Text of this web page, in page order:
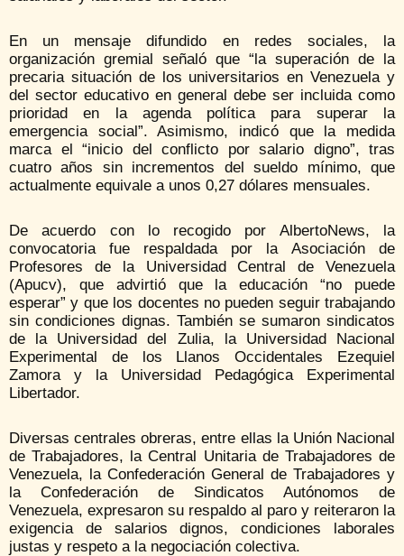
En un mensaje difundido en redes sociales, la
organización gremial señaló que “la superación de la
precaria situación de los universitarios en Venezuela y
del sector educativo en general debe ser incluida como
prioridad en la agenda política para superar la
emergencia social”. Asimismo, indicó que la medida
marca el “inicio del conflicto por salario digno”, tras
cuatro años sin incrementos del sueldo mínimo, que
actualmente equivale a unos 0,27 dólares mensuales.
De acuerdo con lo recogido por AlbertoNews, la
convocatoria fue respaldada por la Asociación de
Profesores de la Universidad Central de Venezuela
(Apucv), que advirtió que la educación “no puede
esperar” y que los docentes no pueden seguir trabajando
sin condiciones dignas. También se sumaron sindicatos
de la Universidad del Zulia, la Universidad Nacional
Experimental de los Llanos Occidentales Ezequiel
Zamoray la Universidad Pedagógica Experimental
Libertador.
Diversas centrales obreras, entre ellas la Unión Nacional
de Trabajadores, laCentral Unitaria de Trabajadores de
Venezuela, la Confederación General de Trabajadores y
la Confederación de Sindicatos Autónomos de
Venezuela, expresaron su respaldo al paro y reiteraron la
exigencia de salarios dignos, condiciones laborales
justas y respeto a la negociación colectiva.